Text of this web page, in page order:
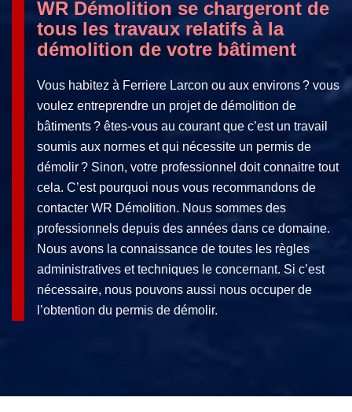
WR Démolition se chargeront de
tous les travaux relatifs à la
démolition de votre bâtiment
Vous habitez à Ferriere Larcon ou aux environs ? vous
voulez entreprendre un projet de démolition de
bâtiments ? êtes-vous au courant que c’est un travail
soumis aux normes et qui nécessite un permis de
démolir ? Sinon, votre professionnel doit connaitre tout
cela. C’est pourquoi nous vous recommandons de
contacter WR Démolition. Nous sommes des
professionnels depuis des années dans ce domaine.
Nous avons la connaissance de toutes les règles
administratives et techniques le concernant. Si c’est
nécessaire, nous pouvons aussi nous occuper de
l’obtention du permis de démolir.